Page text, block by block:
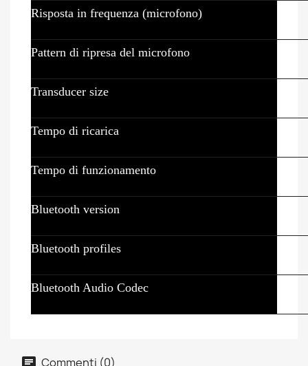
Risposta in frequenza (microfono)
Pattern di ripresa del microfono
Transducer size
Tempo di ricarica
Tempo di funzionamento
Bluetooth version
Bluetooth profiles
Bluetooth Audio Codec
Commenti (0)